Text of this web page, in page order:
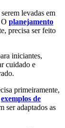
levadas em
planejamento
precisa ser feito
iniciantes,
cuidado e
primeiramente,
exemplos de
ser adaptados as